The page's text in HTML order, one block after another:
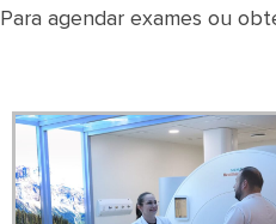
Para agendar exames ou